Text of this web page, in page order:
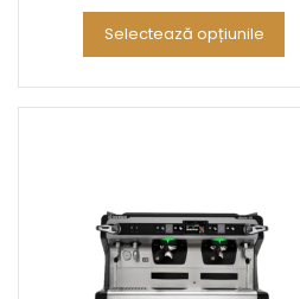
Selectează opțiunile